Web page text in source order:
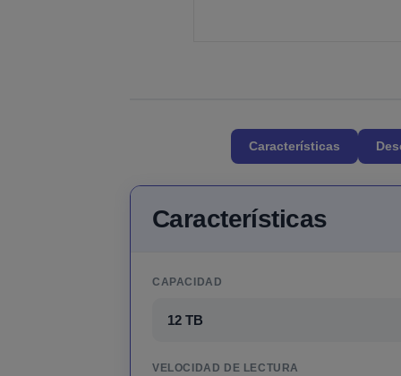
Características
Características
CAPACIDAD
12 TB
VELOCIDAD DE LECTURA